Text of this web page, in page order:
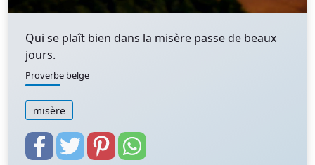
Qui se plaît bien dans la misère passe de beaux
jours.
Proverbe belge
misère